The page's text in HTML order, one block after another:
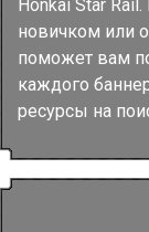
Honkai Star
новичком или
поможет вам
каждого
ресурсы на